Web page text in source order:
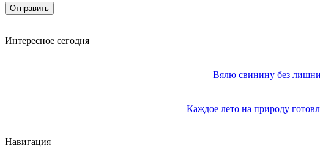
Интересное сегодня
Вялю свинину без
Каждое лето на природу
Навигация